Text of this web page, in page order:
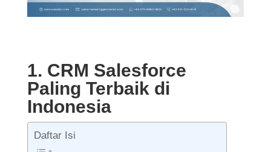
1. CRM Salesforce
Paling Terbaik di
Indonesia
Daftar Isi